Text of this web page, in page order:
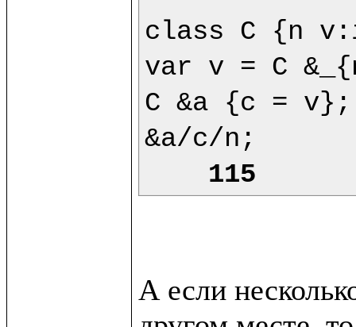
class C {n
var v = C
C &a {c = v};
&a/c/n;
115
А если